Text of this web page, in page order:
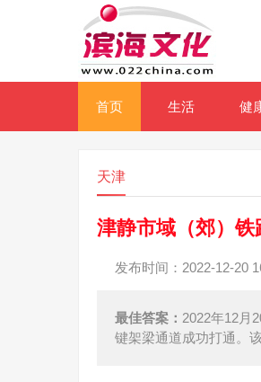
首页 生活 健
天津
津静市域（郊）
发布时间：2022-12-20
最佳答案： 2022年12月
键架梁通道成功打通。